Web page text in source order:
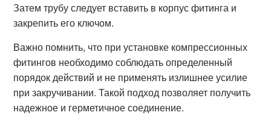
Затем трубу следует вставить в корпус фитинга и
закрепить его ключом.
Важно помнить, что при установке компрессионных
фитингов необходимо соблюдать определенный
порядок действий и не применять излишнее усилие
при закручивании. Такой подход позволяет получить
надежное и герметичное соединение.